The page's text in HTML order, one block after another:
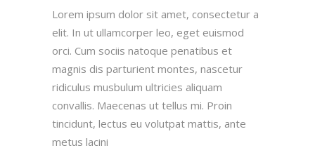
Lorem ipsum dolor sit amet, consectetur a
elit. In ut ullamcorper leo, eget euismod
orci. Cum sociis natoque penatibus et
magnis dis parturient montes, nascetur
ridiculus musbulum ultricies aliquam
convallis. Maecenas ut tellus mi. Proin
tincidunt, lectus eu volutpat mattis, ante
metus lacini